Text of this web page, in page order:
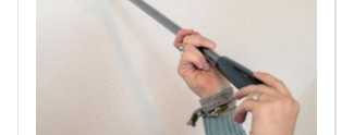
Rot, Schwarz
Kunststoff